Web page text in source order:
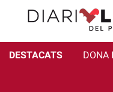
DESTACATS DONA